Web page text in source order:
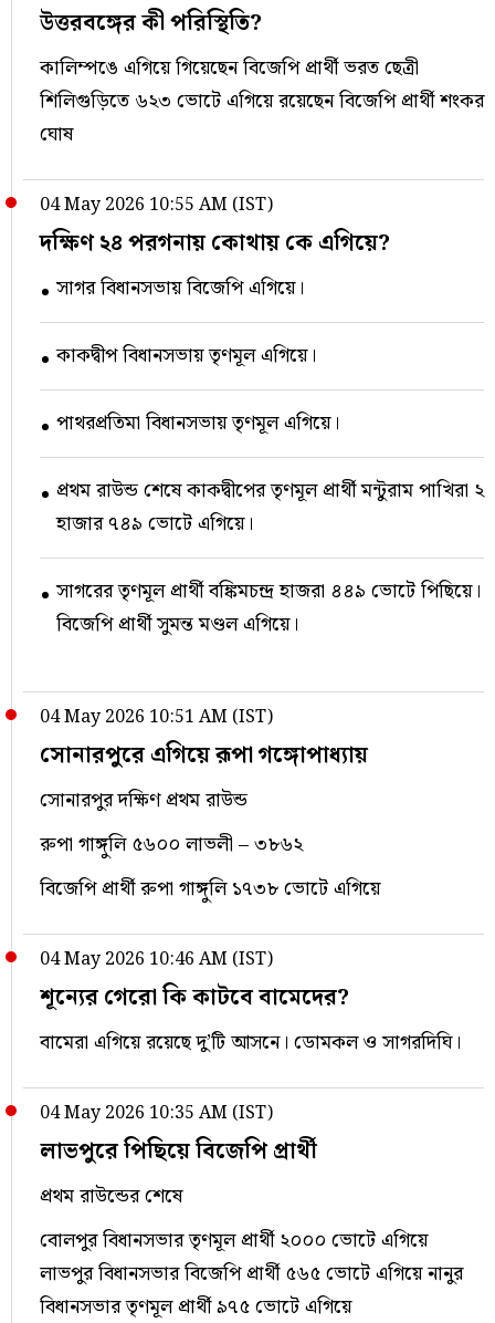
উত্তরবঙ্গের কী পরিস্থিতি?
কালিম্পঙে এগিয়ে গিয়েছেন বিজেপি প্রার্থী ভরত ছেত্রী
শিলিগুড়িতে ৬২৩ ভোটে এগিয়ে রয়েছেন বিজেপি প্রার্থী শংকর
ঘোষ
04 May 2026 10:55 AM (IST)
দক্ষিণ ২৪ পরগনায় কোথায় কে এগিয়ে?
সাগর বিধানসভায় বিজেপি এগিয়ে।
কাকদ্বীপ বিধানসভায় তৃণমূল এগিয়ে।
পাথরপ্রতিমা বিধানসভায় তৃণমূল এগিয়ে।
প্রথম রাউন্ড শেষে কাকদ্বীপের তৃণমূল প্রার্থী মন্টুরাম পাখিরা ২
হাজার ৭৪৯ ভোটে এগিয়ে।
সাগরের তৃণমূল প্রার্থী বঙ্কিমচন্দ্র হাজরা ৪৪৯ ভোটে পিছিয়ে।
বিজেপি প্রার্থী সুমন্ত মণ্ডল এগিয়ে।
04 May 2026 10:51 AM (IST)
সোনারপুরে এগিয়ে রূপা গঙ্গোপাধ্যায়
সোনারপুর দক্ষিণ প্রথম রাউন্ড
রুপা গাঙ্গুলি ৫৬০০ লাভলী – ৩৮৬২
বিজেপি প্রার্থী রুপা গাঙ্গুলি ১৭৩৮ ভোটে এগিয়ে
04 May 2026 10:46 AM (IST)
শূন্যের গেরো কি কাটবে বামেদের?
বামেরা এগিয়ে রয়েছে দু’টি আসনে। ডোমকল ও সাগরদিঘি।
04 May 2026 10:35 AM (IST)
লাভপুরে পিছিয়ে বিজেপি প্রার্থী
প্রথম রাউন্ডের শেষে
বোলপুর বিধানসভার তৃণমূল প্রার্থী ২০০০ ভোটে এগিয়ে
লাভপুর বিধানসভার বিজেপি প্রার্থী ৫৬৫ ভোটে এগিয়ে নানুর
বিধানসভার তৃণমূল প্রার্থী ৯৭৫ ভোটে এগিয়ে